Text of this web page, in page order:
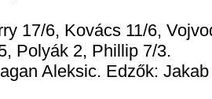
17/6, Kovács 11/6,
Polyák 2, Phillip 7/3.
Aleksic. Edzők: